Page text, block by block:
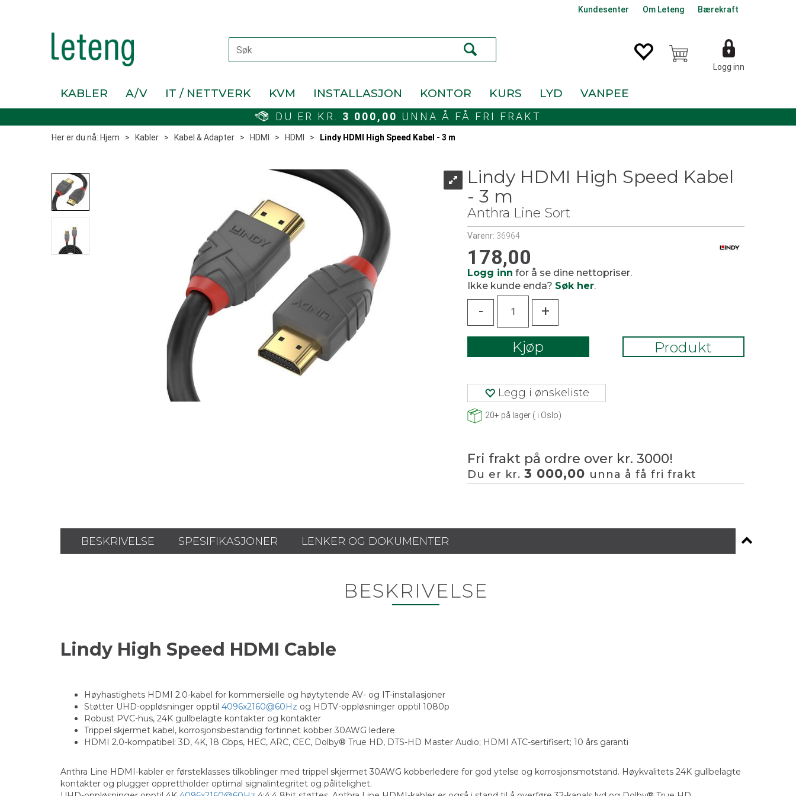
Kundesenter Om Leteng Bærekraft
Logg inn
KABLER A/V IT / NETTVERK KVM INSTALLASJON KONTOR KURS LYD VANPEE
DU ER KR. 3 000,00 UNNA Å FÅ FRI FRAKT
Her er du nå: Hjem > Kabler > Kabel & Adapter > HDMI > HDMI > Lindy HDMI High Speed Kabel - 3 m
Lindy HDMI High Speed Kabel
- 3 m
Anthra Line Sort
Varenr: 36964
178,00
Logg inn for å se dine nettopriser.
Ikke kunde enda? Søk her.
- +
Kjøp Produkt
Legg i ønskeliste
20+ på lager ( i Oslo)
Fri frakt på ordre over kr. 3000!
Du er kr. 3 000,00 unna å få fri frakt
BESKRIVELSE SPESIFIKASJONER LENKER OG DOKUMENTER
BESKRIVELSE
Lindy High Speed HDMI Cable
Høyhastighets HDMI 2.0-kabel for kommersielle og høytytende AV- og IT-installasjoner
Støtter UHD-oppløsninger opptil 4096x2160@60Hz og HDTV-oppløsninger opptil 1080p
Robust PVC-hus, 24K gullbelagte kontakter og kontakter
Trippel skjermet kabel, korrosjonsbestandig fortinnet kobber 30AWG ledere
HDMI 2.0-kompatibel: 3D, 4K, 18 Gbps, HEC, ARC, CEC, Dolby® True HD, DTS-HD Master Audio; HDMI ATC-sertifisert; 10 års garanti
Anthra Line HDMI-kabler er førsteklasses tilkoblinger med trippel skjermet 30AWG kobberledere for god ytelse og korrosjonsmotstand. Høykvalitets 24K gullbelagte
kontakter og plugger opprettholder optimal signalintegritet og pålitelighet.